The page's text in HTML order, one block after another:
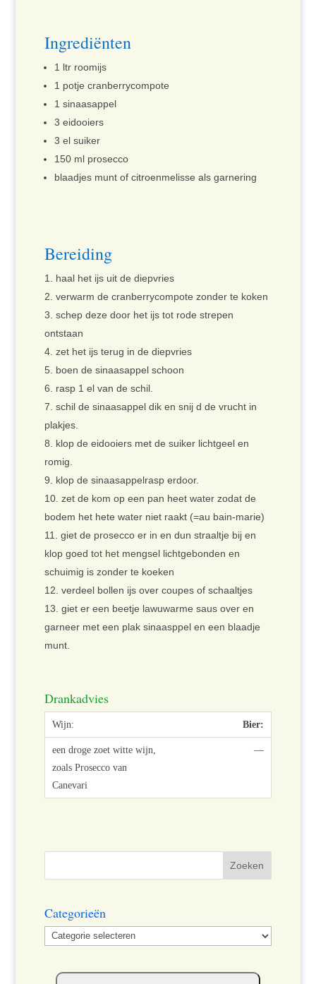
Ingrediënten
1 ltr roomijs
1 potje cranberrycompote
1 sinaasappel
3 eidooiers
3 el suiker
150 ml prosecco
blaadjes munt of citroenmelisse als garnering
Bereiding
haal het ijs uit de diepvries
verwarm de cranberrycompote zonder te koken
schep deze door het ijs tot rode strepen
ontstaan
zet het ijs terug in de diepvries
boen de sinaasappel schoon
rasp 1 el van de schil.
schil de sinaasappel dik en snij d de vrucht in
plakjes.
klop de eidooiers met de suiker lichtgeel en
romig.
klop de sinaasappelrasp erdoor.
zet de kom op een pan heet water zodat de
bodem het hete water niet raakt (=au bain-marie)
giet de prosecco er in en dun straaltje bij en
klop goed tot het mengsel lichtgebonden en
schuimig is zonder te koeken
verdeel bollen ijs over coupes of schaaltjes
giet er een beetje lawuwarme saus over en
garneer met een plak sinaasppel en een blaadje
munt.
Drankadvies
Bier:
—
Categorieën
Categorieën